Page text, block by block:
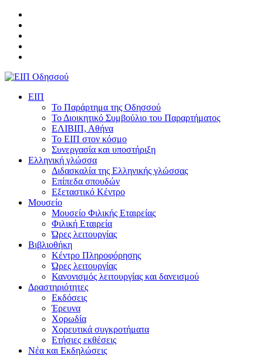
ΕΙΠ
Το Παράρτημα της Οδησσού
Το Διοικητικό Συμβούλιο του Παραρτήματος
ΕΛΙΒΙΠ, Αθήνα
Το ΕΙΠ στον κόσμο
Συνεργασία και υποστήριξη
Ελληνική γλώσσα
Διδασκαλία της Ελληνικής γλώσσας
Επίπεδα σπουδών
Εξεταστικό Κέντρο
Μουσείο
Μουσείο Φιλικής Εταιρείας
Φιλική Εταιρεία
Ώρες λειτουργίας
Βιβλιοθήκη
Κέντρο Πληροφόρησης
Ώρες λειτουργίας
Κανονισμός λειτουργίας και δανεισμού
Δραστηριότητες
Εκδόσεις
Έρευνα
Χορωδία
Χορευτικά συγκροτήματα
Ετήσιες εκθέσεις
Νέα και Εκδηλώσεις